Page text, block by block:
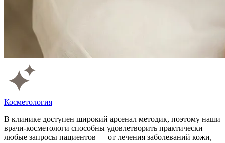
Косметология
В клинике доступен широкий арсенал методик, поэтому наши
врачи-косметологи способны удовлетворить практически
любые запросы пациентов — от лечения заболеваний кожи,